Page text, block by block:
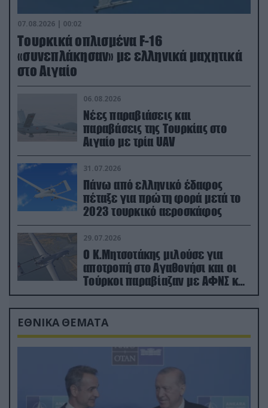
07.08.2026 | 00:02
Τουρκικά οπλισμένα F-16
«συνεπλάκησαν» με ελληνικά μαχητικά
στο Αιγαίο
06.08.2026
Νέες παραβιάσεις και
παραβάσεις της Τουρκίας στο
Αιγαίο με τρία UAV
31.07.2026
Πάνω από ελληνικό έδαφος
πέταξε για πρώτη φορά μετά το
2023 τουρκικό αεροσκάφος
29.07.2026
Ο Κ.Μητσοτάκης μιλούσε για
αποτροπή στο Αγαθονήσι και οι
Τούρκοι παραβίαζαν με ΑΦΝΣ και
drone
ΕΘΝΙΚΑ ΘΕΜΑΤΑ